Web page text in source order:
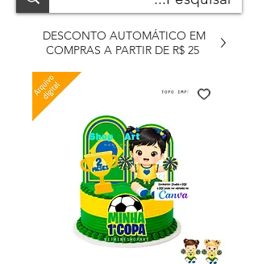
DESCONTO AUTOMÁTICO EM
COMPRAS A PARTIR DE R$ 25